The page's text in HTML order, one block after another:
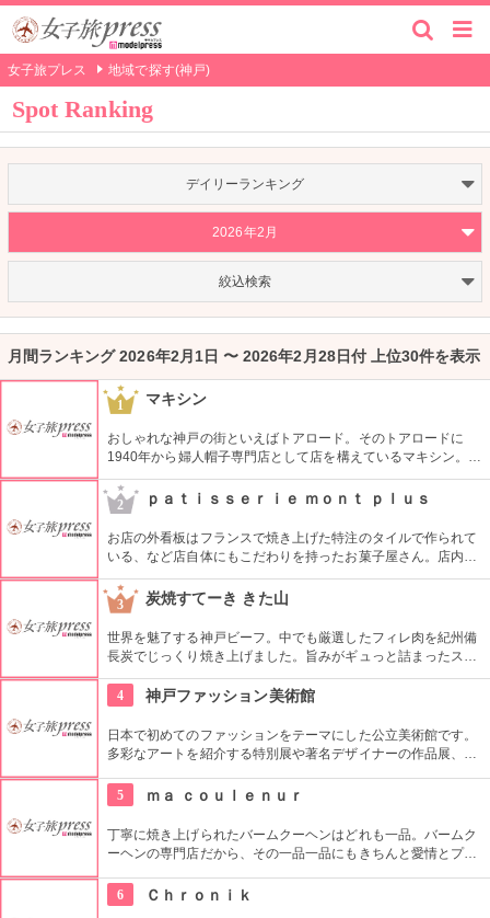
女子旅プレス 地域で探す(神戸)
Spot Ranking
デイリーランキング
2026年2月
絞込検索
月間ランキング 2026年2月1日 〜 2026年2月28日付 上位30件を表示
1 マキシン
おしゃれな神戸の街といえばトアロード。そのトアロードに
1940年から婦人帽子専門店として店を構えているマキシン。店
頭には500種類以上の帽子が並ぶ。匠の技を結集したデザイン
と機能を併せ持った帽子、一見の価値ありです。
2 ｐａｔｉｓｓｅｒｉｅ ｍｏｎｔ ｐｌｕｓ
お店の外看板はフランスで焼き上げた特注のタイルで作られて
いる、など店自体にもこだわりを持ったお菓子屋さん。店内も
シャンデリアにこだわりを見せるなど、お客様にくつろいでい
ただけるようインテリアにも気を配っています。店内では店頭
で売られているケーキにアレンジを加えたものを楽しむことが
できます。
3 炭焼すてーき きた山
世界を魅了する神戸ビーフ。中でも厳選したフィレ肉を紀州備
長炭でじっくり焼き上げました。旨みがギュっと詰まったステ
ーキは、塩コショウでシンプルにいただきます。ステーキに合
うボルシチ風のスープも一緒にどうぞ。予算を十分確保して、
4 神戸ファッション美術館
日本で初めてのファッションをテーマにした公立美術館です。
多彩なアートを紹介する特別展や著名デザイナーの作品展、ラ
な方、ファッション業界の方、ファッションを学ぶ方、必見で
す。
5 ｍａ ｃｏｕｌｅｎｕｒ
丁寧に焼き上げられたバームクーヘンはどれも一品。バームク
ーヘンの専門店だから、その一品一品にもきちんと愛情とプラ
カフェスペースとなっており、しっとりとしたこだわりのバー
ムクーヘンだけでなく、オリジナリティあふれるスイーツたち
6 Ｃｈｒｏｎｉｋ